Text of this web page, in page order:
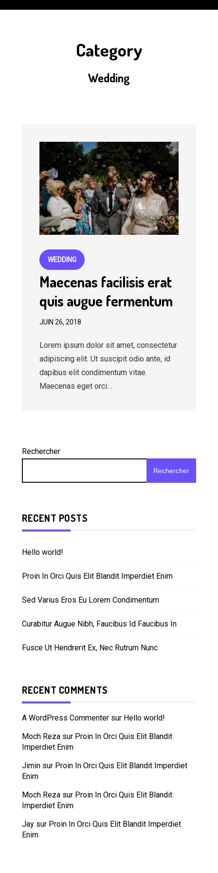
Category
Wedding
WEDDING
Maecenas facilisis erat
quis augue fermentum
JUIN 26, 2018
Lorem ipsum dolor sit amet, consectetur
adipiscing elit. Ut suscipit odio ante, id
dapibus elit condimentum vitae.
Maecenas eget orci…
Rechercher
Rechercher
RECENT POSTS
Hello world!
Proin In Orci Quis Elit Blandit Imperdiet Enim
Sed Varius Eros Eu Lorem Condimentum
Curabitur Augue Nibh, Faucibus Id Faucibus In
Fusce Ut Hendrerit Ex, Nec Rutrum Nunc
RECENT COMMENTS
A WordPress Commenter sur Hello world!
Moch Reza sur Proin In Orci Quis Elit Blandit
Imperdiet Enim
Jimin sur Proin In Orci Quis Elit Blandit Imperdiet
Enim
Moch Reza sur Proin In Orci Quis Elit Blandit
Imperdiet Enim
Jay sur Proin In Orci Quis Elit Blandit Imperdiet
Enim